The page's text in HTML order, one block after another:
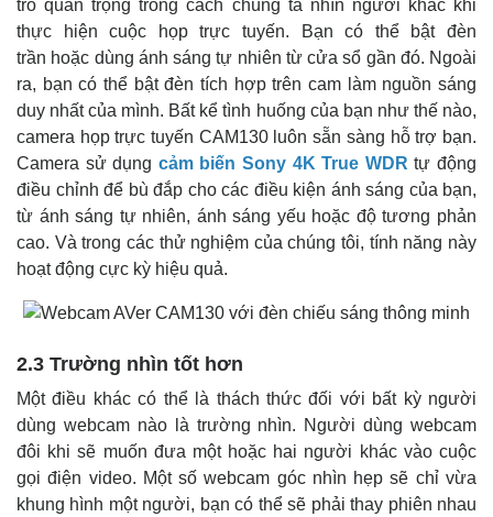
trò quan trọng trong cách chúng ta nhìn người khác khi
thực hiện cuộc họp trực tuyến. Bạn có thể bật đèn
trần hoặc dùng ánh sáng tự nhiên từ cửa sổ gần đó. Ngoài
ra, bạn có thể bật đèn tích hợp trên cam làm nguồn sáng
duy nhất của mình. Bất kể tình huống của bạn như thế nào,
camera họp trực tuyến CAM130 luôn sẵn sàng hỗ trợ bạn.
Camera sử dụng cảm biến Sony 4K True WDR tự động
điều chỉnh để bù đắp cho các điều kiện ánh sáng của bạn,
từ ánh sáng tự nhiên, ánh sáng yếu hoặc độ tương phản
cao. Và trong các thử nghiệm của chúng tôi, tính năng này
hoạt động cực kỳ hiệu quả.
2.3 Trường nhìn tốt hơn
Một điều khác có thể là thách thức đối với bất kỳ người
dùng webcam nào là trường nhìn. Người dùng webcam
đôi khi sẽ muốn đưa một hoặc hai người khác vào cuộc
gọi điện video. Một số webcam góc nhìn hẹp sẽ chỉ vừa
khung hình một người, bạn có thể sẽ phải thay phiên nhau